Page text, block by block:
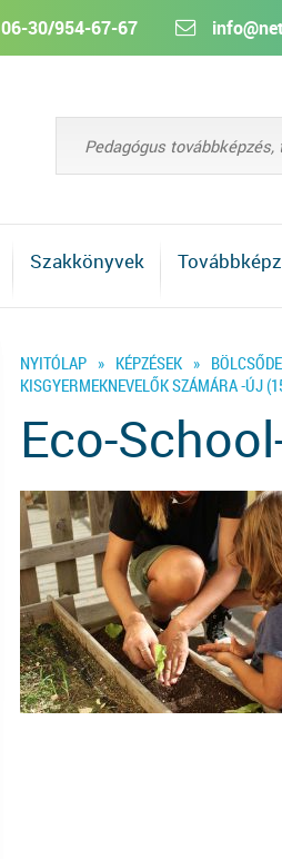
06-30/954-67-67
Szakkönyvek
NYITÓLAP » KÉPZÉSEK » BÖLCSŐDE
KISGYERMEKNEVELŐK SZÁMÁRA -ÚJ
Eco-